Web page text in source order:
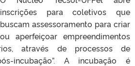
inscrições para coletivos que
buscam assessoramento para criar
ou aperfeiçoar empreendimentos
através de processos de
incubação”. A incubação é